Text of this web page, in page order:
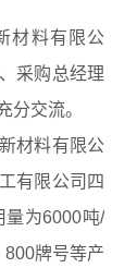
材料有限公
采购总经理
分交流。
材料有限公
有限公司四
量为6000吨/
牌号等产